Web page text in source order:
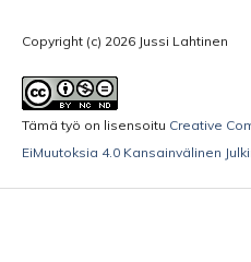
Copyright (c) 2026 Jussi Lahtinen
Tämä työ on lisensoitu Creative
EiMuutoksia 4.0 Kansainvälinen